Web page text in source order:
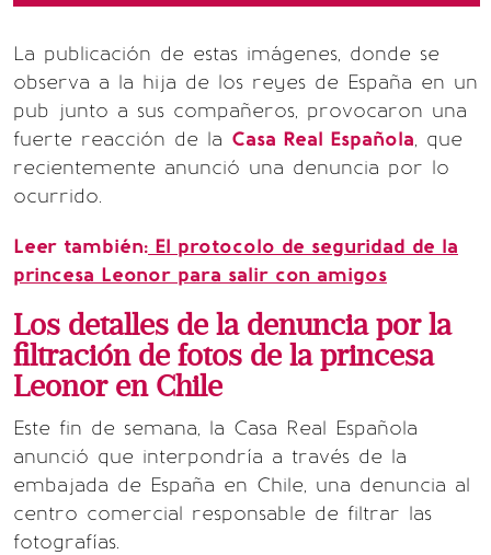
La publicación de estas imágenes, donde se
observa a la hija de los reyes de España en un
pub junto a sus compañeros, provocaron una
fuerte reacción de la Casa Real Española, que
recientemente anunció una denuncia por lo
ocurrido.
Leer también: El protocolo de seguridad de la
princesa Leonor para salir con amigos
Los detalles de la denuncia por la
filtración de fotos de la princesa
Leonor en Chile
Este fin de semana, la Casa Real Española
anunció que interpondría a través de la
embajada de España en Chile, una denuncia al
centro comercial responsable de filtrar las
fotografías.